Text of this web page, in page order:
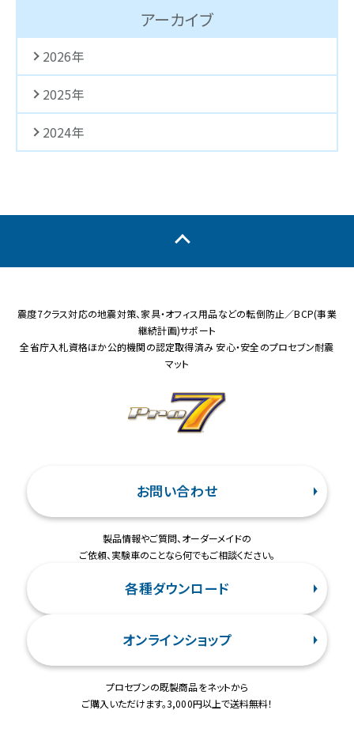
アーカイブ
2026年
2025年
2024年
震度7クラス対応の地震対策、家具・オフィス用品などの転倒防止／BCP(事業
継続計画)サポート
全省庁入札資格ほか公的機関の認定取得済み 安心・安全のプロセブン耐震
マット
お問い合わせ
製品情報やご質問、オーダーメイドの
ご依頼、実験車のことなら何でもご相談ください。
各種ダウンロード
オンラインショップ
プロセブンの既製商品をネットから
ご購入いただけます。3,000円以上で送料無料！